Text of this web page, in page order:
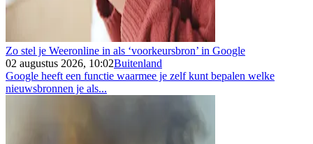
Zo stel je Weeronline in als ‘voorkeursbron’ in Google
02 augustus 2026, 10:02Buitenland
Google heeft een functie waarmee je zelf kunt bepalen welke
nieuwsbronnen je als...